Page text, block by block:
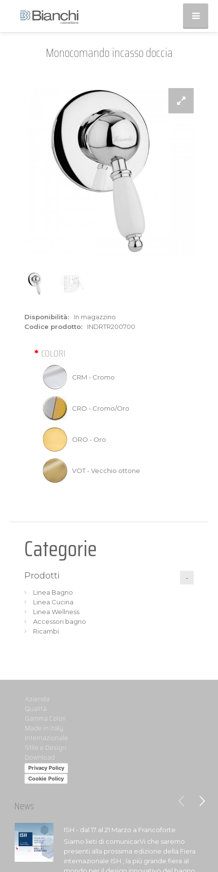
Monocomando incasso doccia
Disponibilità:
In magazzino
Codice prodotto:
INDRTR200700
COLORI
CRM - Cromo
CRO - Cromo/Oro
ORO - Oro
VOT - Vecchio ottone
Categorie
Prodotti
Linea Bagno
Linea Cucina
Linea Wellness
Accessori bagno
Ricambi
Azienda
Qualità
Gamma Colori
Made in italy
Internazionale
Stile e Design
Download
Privacy Policy
Cookie Policy
News
ISH - dal 17 al 21 Marzo a Francoforte
Siamo lieti di comunicarVi che saremo
presenti alla prossima edizione della Fiera
internazionale ISH , la più grande fiera al
mondo per il design innovativo del bagno,